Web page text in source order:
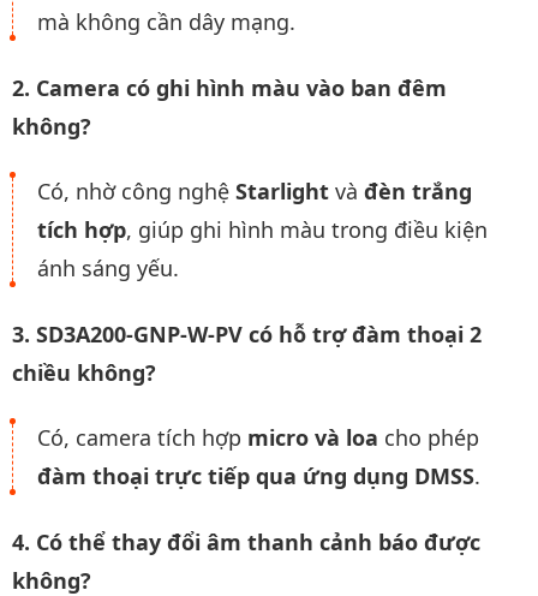
mà không cần dây mạng.
2. Camera có ghi hình màu vào ban đêm
không?
Có, nhờ công nghệ Starlight và đèn trắng
tích hợp, giúp ghi hình màu trong điều kiện
ánh sáng yếu.
3. SD3A200-GNP-W-PV có hỗ trợ đàm thoại 2
chiều không?
Có, camera tích hợp micro và loa cho phép
đàm thoại trực tiếp qua ứng dụng DMSS.
4. Có thể thay đổi âm thanh cảnh báo được
không?